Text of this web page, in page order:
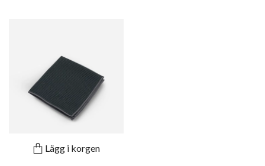
Lägg i korgen